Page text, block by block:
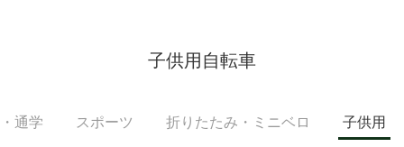
子供用自転車
通学 スポーツ 折りたたみ ・ミニベロ 子供用